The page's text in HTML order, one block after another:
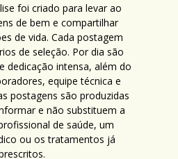
foi criado para levar ao
de bem e compartilhar
de vida. Cada postagem
de seleção. Por dia são
dedicação intensa, além do
equipe técnica e
postagens são produzidas
e não substituem a
de saúde, um
ou os tratamentos já